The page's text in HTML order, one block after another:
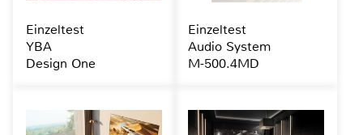
Einzeltest
YBA
Design One
Einzeltest
Audio System
M-500.4MD